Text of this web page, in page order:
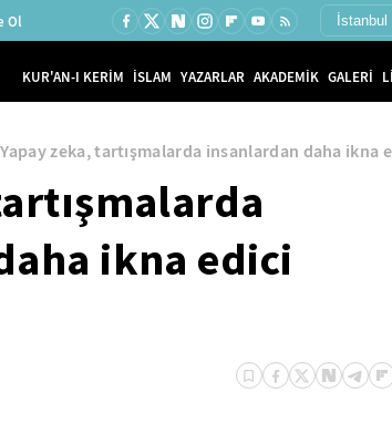
Ol
KUR'AN-I KERİM İSLAM YAZARLAR AKADEMİK GALERİ
Yapay zeka, tartışmalarda insanlardan daha ikna
ikna edici